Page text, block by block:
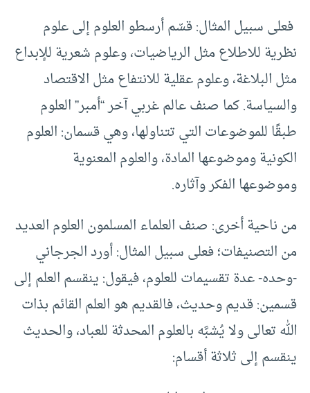
فعلى سبيل المثال: قسّم أرسطو العلوم إلى علوم
نظرية للاطلاع مثل الرياضيات، وعلوم شعرية للإبداع
مثل البلاغة، وعلوم عقلية للانتفاع مثل الاقتصاد
والسياسة. كما صنف عالم غربي آخر “أمبر” العلوم
طبقًا للموضوعات التي تتناولها، وهي قسمان: العلوم
الكونية وموضوعها المادة، والعلوم المعنوية
وموضوعها الفكر وآثاره.
من ناحية أخرى: صنف العلماء المسلمون العلوم العديد
من التصنيفات؛ فعلى سبيل المثال: أورد الجرجاني
-وحده- عدة تقسيمات للعلوم، فيقول: ينقسم العلم إلى
قسمين: قديم وحديث، فالقديم هو العلم القائم بذات
الله تعالى ولا يُشبَّه بالعلوم المحدثة للعباد، والحديث
ينقسم إلى ثلاثة أقسام: